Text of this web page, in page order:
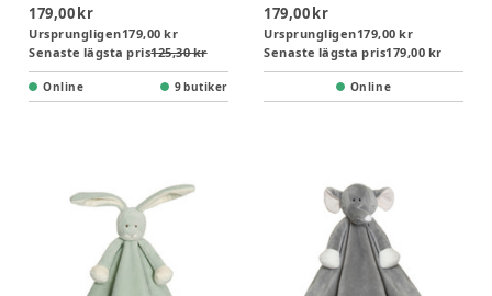
179,00 kr
Ursprungligen179,00 kr
Senaste lägsta pris125,30 kr
Online 9 butiker
179,00 kr
Ursprungligen179,00 kr
Senaste lägsta pris179,00 kr
Online